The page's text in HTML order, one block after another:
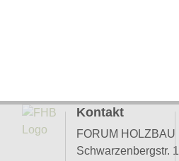
Kontakt
FORUM HOLZBAU
Schwarzenbergstr. 1